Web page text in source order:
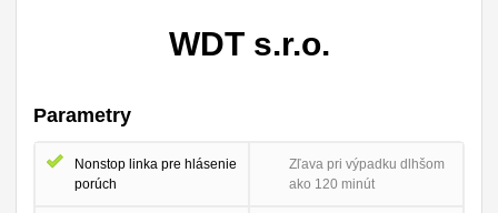
WDT s.r.o.
Parametry
Nonstop linka pre hlásenie
porúch
Zľava pri výpadku dlhšom
ako 120 minút